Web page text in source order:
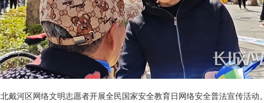
北戴河区网络文明志愿者开展全民国家安全教育日网络安全普法宣传活动。